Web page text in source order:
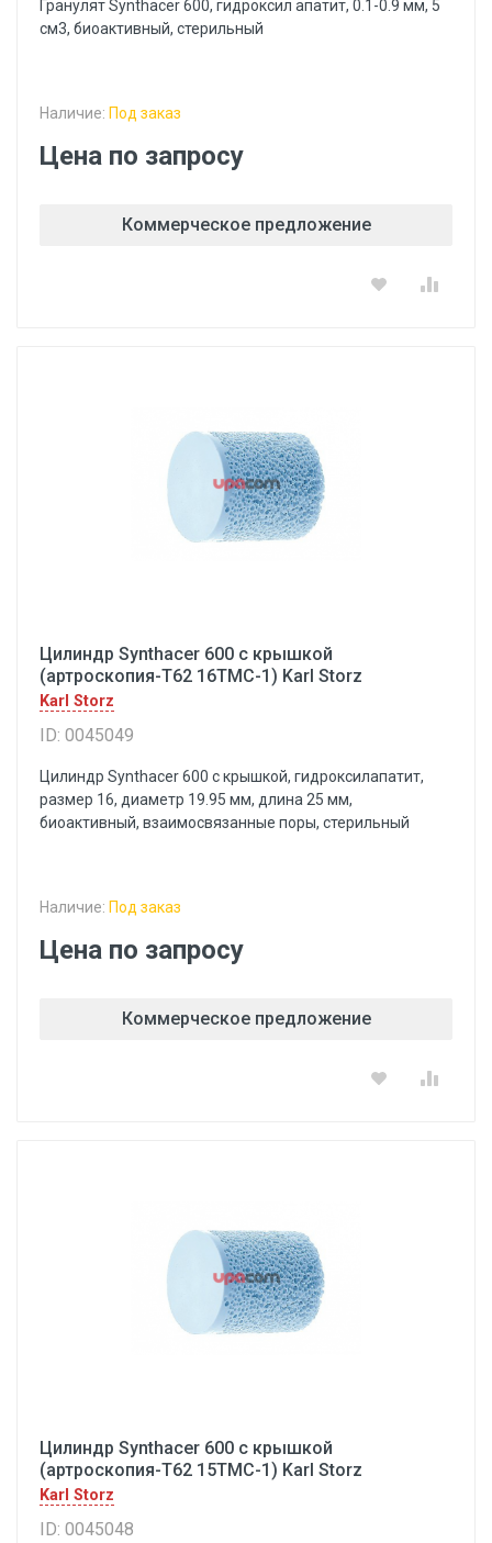
Гранулят Synthacer 600, гидроксил апатит, 0.1-0.9 мм, 5
см3, биоактивный, стерильный
Наличие: Под заказ
Цена по запросу
Коммерческое предложение
Цилиндр Synthacer 600 с крышкой
(артроскопия-Т62 16ТМС-1) Karl Storz
Karl Storz
ID: 0045049
Цилиндр Synthacer 600 с крышкой, гидроксилапатит,
размер 16, диаметр 19.95 мм, длина 25 мм,
биоактивный, взаимосвязанные поры, стерильный
Наличие: Под заказ
Цена по запросу
Коммерческое предложение
Цилиндр Synthacer 600 с крышкой
(артроскопия-Т62 15ТМС-1) Karl Storz
Karl Storz
ID: 0045048